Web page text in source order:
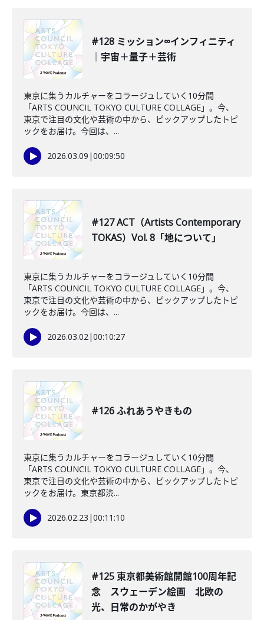
#128 ミッション∞インフィニティ
｜宇宙＋量子＋芸術
東京に集うカルチャーをコラージュしていく10分間
「ARTS COUNCIL TOKYO CULTURE COLLAGE」。今、
東京で注目の文化や芸術の中から、ピックアップしたトピ
ックをお届け。今回は、...
2026.03.09 |00:09:50
#127 ACT（Artists Contemporary
TOKAS）Vol. 8「地について」
東京に集うカルチャーをコラージュしていく10分間
「ARTS COUNCIL TOKYO CULTURE COLLAGE」。今、
東京で注目の文化や芸術の中から、ピックアップしたトピ
ックをお届け。今回は、...
2026.03.02|00:10:27
#126 ふれあうやきもの
東京に集うカルチャーをコラージュしていく10分間
「ARTS COUNCIL TOKYO CULTURE COLLAGE」。今、
東京で注目の文化や芸術の中から、ピックアップしたトピ
ックをお届け。東京都渋...
2026.02.23 |00:11:10
#125 東京都美術館開館100周年記
念 スウェーデン絵画 北欧の
光、日常のかがやき